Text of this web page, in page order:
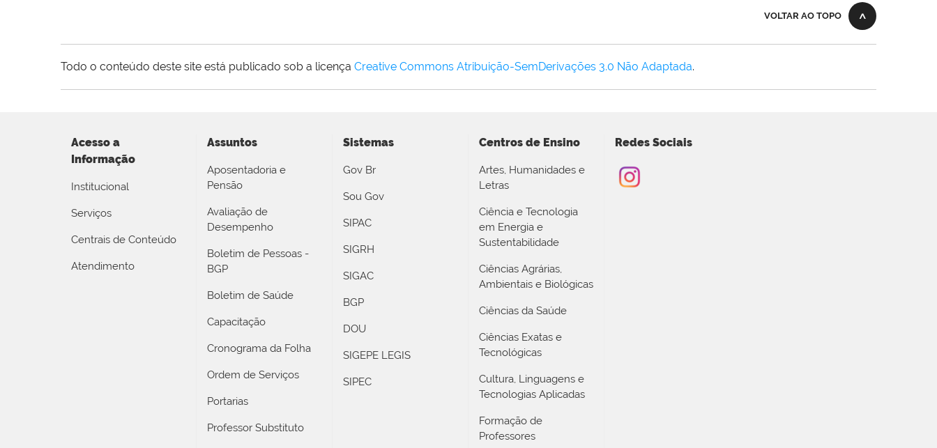
VOLTAR AO TOPO
Todo o conteúdo deste site está publicado sob a licença Creative Commons Atribuição-SemDerivações 3.0 Não Adaptada.
Acesso a
Informação
Institucional
Serviços
Centrais de Conteúdo
Atendimento
Assuntos
Aposentadoria e
Pensão
Avaliação de
Desempenho
Boletim de Pessoas -
BGP
Boletim de Saúde
Capacitação
Cronograma da Folha
Ordem de Serviços
Portarias
Professor Substituto
Sistemas
Gov Br
Sou Gov
SIPAC
SIGRH
SIGAC
BGP
DOU
SIGEPE LEGIS
SIPEC
Centros de Ensino
Artes, Humanidades e
Letras
Ciência e Tecnologia
em Energia e
Sustentabilidade
Ciências Agrárias,
Ambientais e Biológicas
Ciências da Saúde
Ciências Exatas e
Tecnológicas
Cultura, Linguagens e
Tecnologias Aplicadas
Formação de
Professores
Redes Sociais